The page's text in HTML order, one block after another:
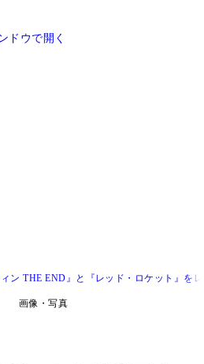
ドウで開く
ン THE END』と『レッド・ロケット』を
画像・写真